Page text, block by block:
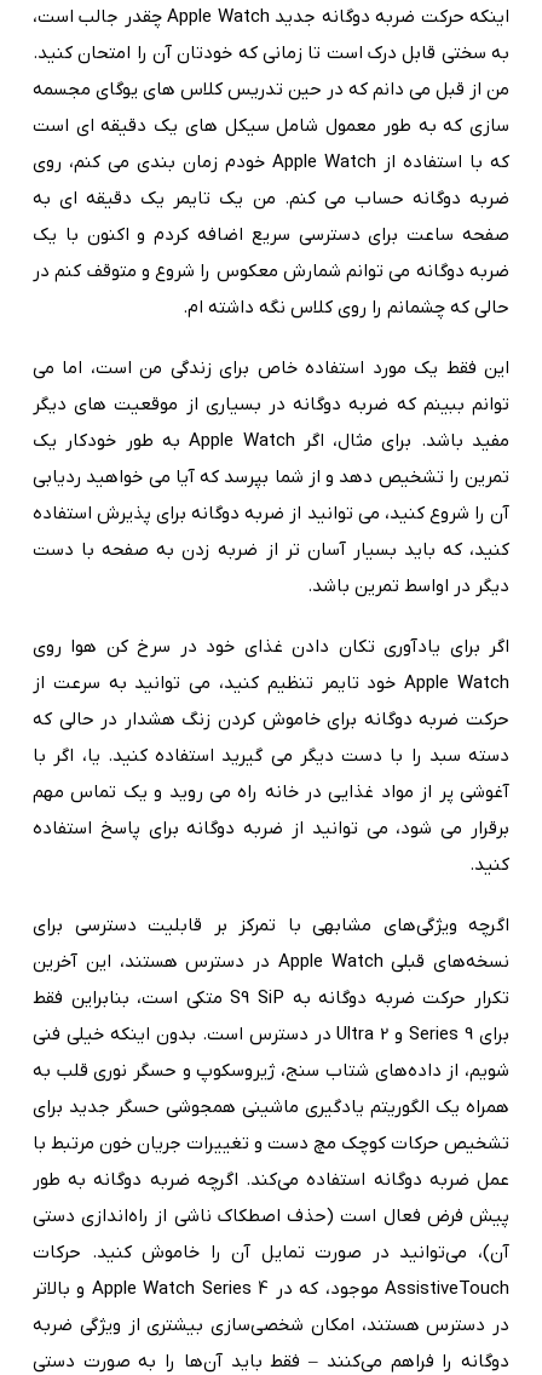
اینکه حرکت ضربه دوگانه جدید Apple Watch چقدر جالب است،
به سختی قابل درک است تا زمانی که خودتان آن را امتحان کنید.
من از قبل می دانم که در حین تدریس کلاس های یوگای مجسمه
سازی که به طور معمول شامل سیکل های یک دقیقه ای است
که با استفاده از Apple Watch خودم زمان بندی می کنم، روی
ضربه دوگانه حساب می کنم. من یک تایمر یک دقیقه ای به
صفحه ساعت برای دسترسی سریع اضافه کردم و اکنون با یک
ضربه دوگانه می توانم شمارش معکوس را شروع و متوقف کنم در
حالی که چشمانم را روی کلاس نگه داشته ام.
این فقط یک مورد استفاده خاص برای زندگی من است، اما می
توانم ببینم که ضربه دوگانه در بسیاری از موقعیت های دیگر
مفید باشد. برای مثال، اگر Apple Watch به طور خودکار یک
تمرین را تشخیص دهد و از شما بپرسد که آیا می خواهید ردیابی
آن را شروع کنید، می توانید از ضربه دوگانه برای پذیرش استفاده
کنید، که باید بسیار آسان تر از ضربه زدن به صفحه با دست
دیگر در اواسط تمرین باشد.
اگر برای یادآوری تکان دادن غذای خود در سرخ کن هوا روی
Apple Watch خود تایمر تنظیم کنید، می توانید به سرعت از
حرکت ضربه دوگانه برای خاموش کردن زنگ هشدار در حالی که
دسته سبد را با دست دیگر می گیرید استفاده کنید. یا، اگر با
آغوشی پر از مواد غذایی در خانه راه می روید و یک تماس مهم
برقرار می شود، می توانید از ضربه دوگانه برای پاسخ استفاده
کنید.
اگرچه ویژگی‌های مشابهی با تمرکز بر قابلیت دسترسی برای
نسخه‌های قبلی Apple Watch در دسترس هستند، این آخرین
تکرار حرکت ضربه دوگانه به S9 SiP متکی است، بنابراین فقط
برای Series 9 و Ultra 2 در دسترس است. بدون اینکه خیلی فنی
شویم، از داده‌های شتاب سنج، ژیروسکوپ و حسگر نوری قلب به
همراه یک الگوریتم یادگیری ماشینی همجوشی حسگر جدید برای
تشخیص حرکات کوچک مچ دست و تغییرات جریان خون مرتبط با
عمل ضربه دوگانه استفاده می‌کند. اگرچه ضربه دوگانه به طور
پیش فرض فعال است (حذف اصطکاک ناشی از راه‌اندازی دستی
آن)، می‌توانید در صورت تمایل آن را خاموش کنید. حرکات
AssistiveTouch موجود، که در Apple Watch Series 4 و بالاتر
در دسترس هستند، امکان شخصی‌سازی بیشتری از ویژگی ضربه
دوگانه را فراهم می‌کنند – فقط باید آن‌ها را به صورت دستی